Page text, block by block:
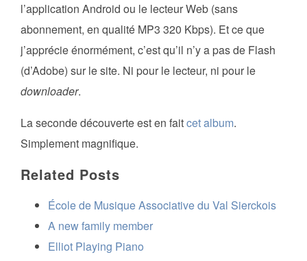
l’application Android ou le lecteur Web (sans
abonnement, en qualité MP3 320 Kbps). Et ce que
j’apprécie énormément, c’est qu’il n’y a pas de Flash
(d’Adobe) sur le site. Ni pour le lecteur, ni pour le
downloader.
La seconde découverte est en faitcet album.
Simplement magnifique.
Related Posts
École de Musique Associative du Val Sierckois
A new family member
Elliot Playing Piano